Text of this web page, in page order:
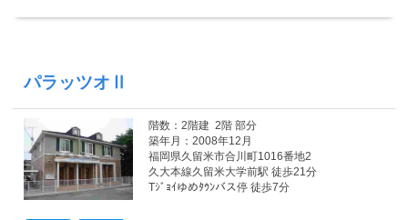
パラッツオⅡ
階数：2階建 2階 部分
築年月：2008年12月
福岡県久留米市合川町1016番地2
久大本線久留米大学前駅 徒歩21分
Tｼﾞｮｲゆめﾀｳﾝバス停 徒歩7分